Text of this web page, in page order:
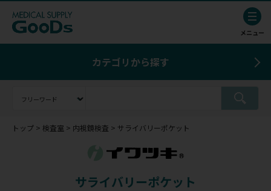
カテゴリから探す
トップ 検査室 内視鏡検査 サライバリーポケット
サライバリーポケット